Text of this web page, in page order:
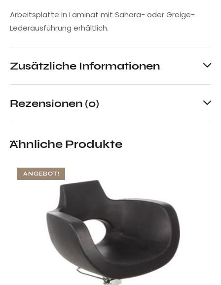
Arbeitsplatte in Laminat mit Sahara- oder Greige-
Lederausführung erhältlich.
Zusätzliche Informationen
Rezensionen (0)
Ähnliche Produkte
ANGEBOT!